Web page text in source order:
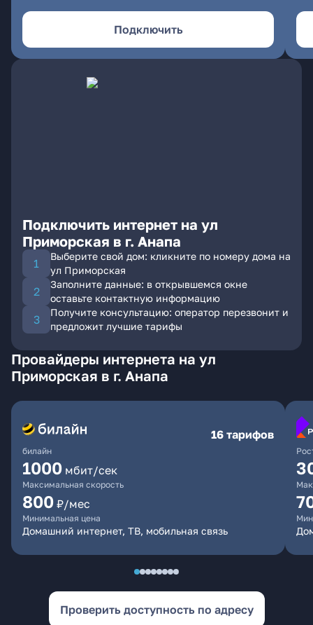
Подключить
Подключить интернет на ул
Приморская в г. Анапа
Выберите свой дом: кликните по номеру дома на
ул Приморская
Заполните данные: в открывшемся окне
оставьте контактную информацию
Получите консультацию: оператор перезвонит и
предложит лучшие тарифы
Провайдеры интернета на ул
Приморская в г. Анапа
билайн
16 тарифов
1000 мбит/сек
Максимальная скорость
800 ₽/мес
Минимальная цена
Домашний интернет, ТВ, мобильная связь
Проверить доступность по адресу